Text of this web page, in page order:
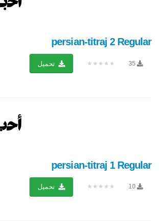
persian-titraj 2 Regular
35
★★★★★ تحميل
persian-titraj 1 Regular
10
★★★★★ تحميل